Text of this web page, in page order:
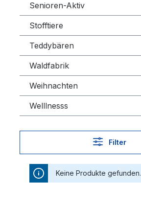
Senioren-Aktiv
Stofftiere
Teddybären
Waldfabrik
Weihnachten
Welllnesss
Filter
Keine Produkte gefunden.